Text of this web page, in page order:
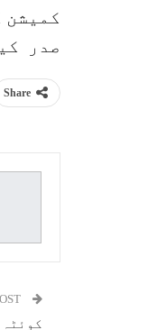
کمیشن
صدر
Share